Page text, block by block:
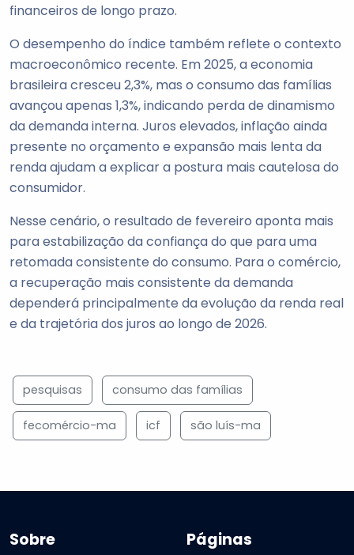
financeiros de longo prazo.
O desempenho do índice também reflete o contexto
macroeconômico recente. Em 2025, a economia
brasileira cresceu 2,3%, mas o consumo das famílias
avançou apenas 1,3%, indicando perda de dinamismo
da demanda interna. Juros elevados, inflação ainda
presente no orçamento e expansão mais lenta da
renda ajudam a explicar a postura mais cautelosa do
consumidor.
Nesse cenário, o resultado de fevereiro aponta mais
para estabilização da confiança do que para uma
retomada consistente do consumo. Para o comércio,
a recuperação mais consistente da demanda
dependerá principalmente da evolução da renda real
e da trajetória dos juros ao longo de 2026.
pesquisas consumo das famílias
fecomércio-ma icf são luís-ma
Sobre Páginas